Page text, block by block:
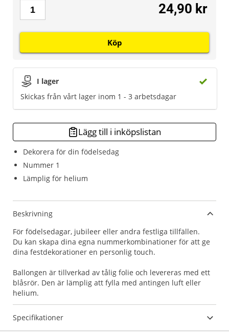
Dekorera för din födelsedag
Nummer 1
Lämplig för helium
I lager
Skickas från vårt lager inom 1 - 3 arbetsdagar
24,90 kr
Köp
Lägg till i inköpslistan
Beskrivning
För födelsedagar, jubileer eller andra festliga tillfällen.
Du kan skapa dina egna nummerkombinationer för att ge
dina festdekorationer en personlig touch.
Ballongen är tillverkad av tålig folie och levereras med ett
blåsrör. Den är lämplig att fylla med antingen luft eller
helium.
Specifikationer